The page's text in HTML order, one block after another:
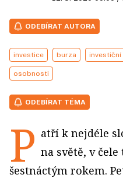
ODEBÍRAT AUTORA
investice burza investiční
osobnosti
ODEBÍRAT TÉMA
P atří k nejdéle
na světě, v
šestnáctým rokem.